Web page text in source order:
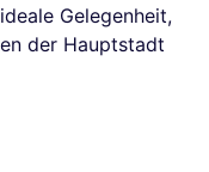
Gelegenheit,
der Hauptstadt